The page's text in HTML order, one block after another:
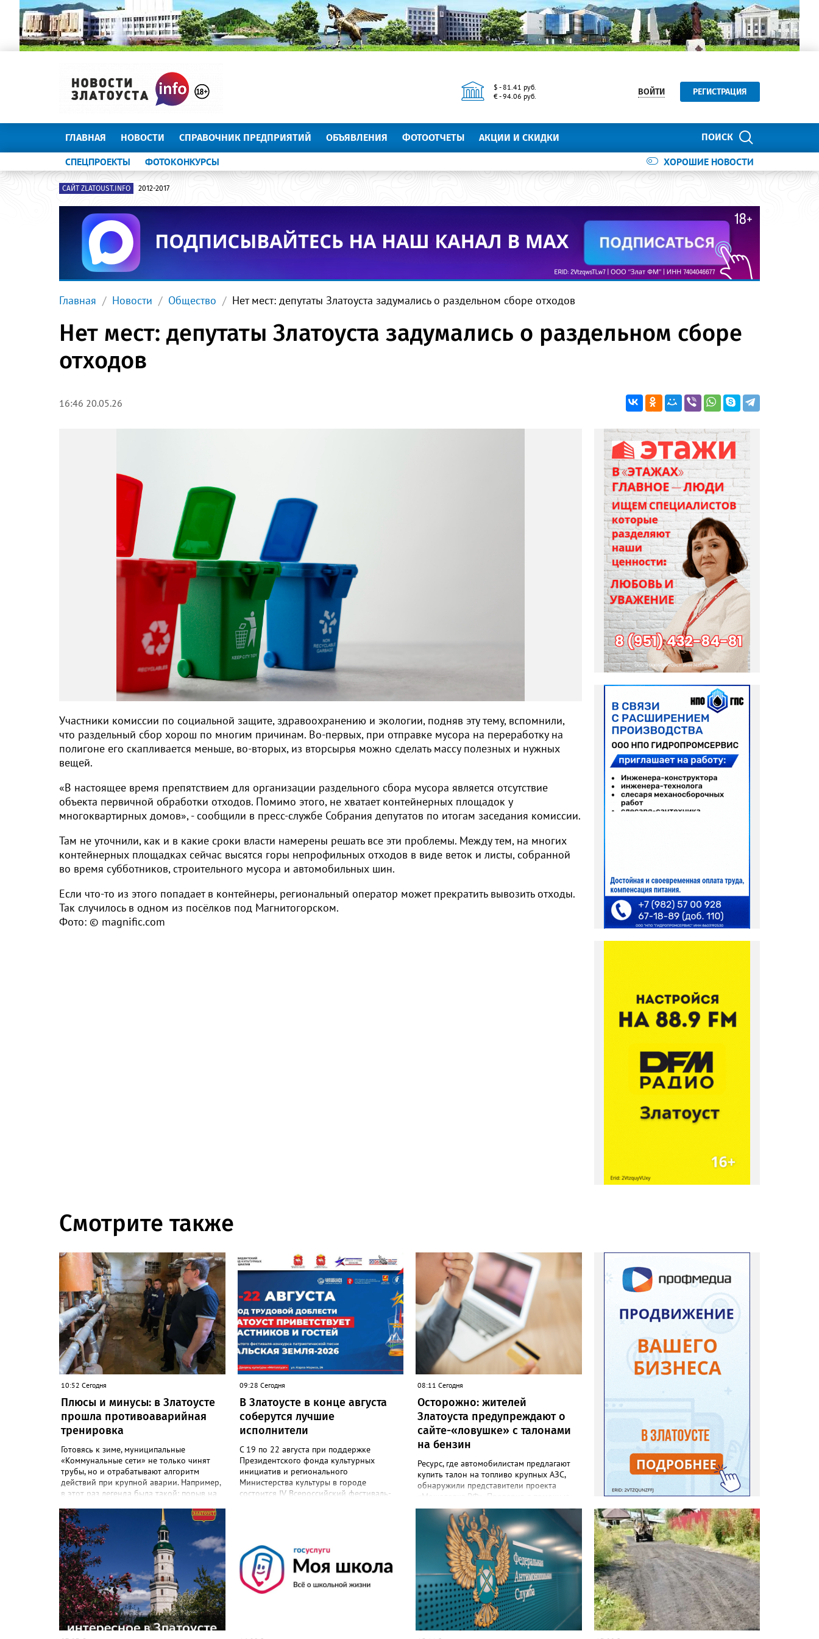
$ - 81.41 руб.
€ - 94.06 руб.
ВОЙТИ РЕГИСТРАЦИЯ
ПОИСК
ГЛАВНАЯ НОВОСТИ СПРАВОЧНИК ПРЕДПРИЯТИЙ ОБЪЯВЛЕНИЯ ФОТООТЧЕТЫ АКЦИИ И СКИДКИ
ХОРОШИЕ НОВОСТИ
СПЕЦПРОЕКТЫ ФОТОКОНКУРСЫ
САЙТ ZLATOUST.INFO 2012-2017
Главная Новости Общество Нет мест: депутаты Златоуста задумались о раздельном сборе отходов
Нет мест: депутаты Златоуста задумались о раздельном сборе
отходов
16:46 20.05.26
Участники комиссии по социальной защите, здравоохранению и экологии, подняв эту тему, вспомнили,
что раздельный сбор хорош по многим причинам. Во-первых, при отправке мусора на переработку на
полигоне его скапливается меньше, во-вторых, из вторсырья можно сделать массу полезных и нужных
вещей.
«В настоящее время препятствием для организации раздельного сбора мусора является отсутствие
объекта первичной обработки отходов. Помимо этого, не хватает контейнерных площадок у
многоквартирных домов», - сообщили в пресс-службе Собрания депутатов по итогам заседания комиссии.
Там не уточнили, как и в какие сроки власти намерены решать все эти проблемы. Между тем, на многих
контейнерных площадках сейчас высятся горы непрофильных отходов в виде веток и листы, собранной
во время субботников, строительного мусора и автомобильных шин.
Если что-то из этого попадает в контейнеры, региональный оператор может прекратить вывозить отходы.
Так случилось в одном из посёлков под Магнитогорском.
Фото: © magnific.com
Смотрите также
10:52 Сегодня
Плюсы и минусы: в Златоусте
прошла противоаварийная
тренировка
Готовясь к зиме, муниципальные
«Коммунальные сети» не только чинят
трубы, но и отрабатывают алгоритм
действий при крупной аварии. Например,
в этот раз легенда была такой: порыв на
«бортом» -10, без тепла и горячей воды
63 многоквартирных дома и соцобъекты.
Сотрудники предприятия с учебной
аварией справились. Но участвовавшие в
тренировке представители
Госжилинспекции отметили и недочёты.
«Например, управляющие компании
несвоевременно приняли меры для
предотвращения “перемерзания” общей
домовой тепловой сети
многоквартирного дома, отсутствовало
09:28 Сегодня
В Златоусте в конце августа
соберутся лучшие
исполнители
С 19 по 22 августа при поддержке
Президентского фонда культурных
инициатив и регионального
Министерства культуры в городе
состоится IV Всероссийский фестиваль-
земли». «Это не просто конкурс, а четыре
дня живого творчества: прослушивания
участников, мастер-классы от ведущих
наставников, выступления победителей
прошлых лет и приглашённых артистов», -
08:11 Сегодня
Осторожно: жителей
Златоуста предупреждают о
сайте-«ловушке» с талонами
на бензин
Ресурс, где автомобилистам предлагают
купить талон на топливо крупных АЗС,
обнаружили представители проекта
«Мошеловка.РФ». Проверив с помощью
специального сервиса IP-адрес,
общественники выяснили, что следы
ведут в Великобританию. Но это
оказалось не самое неприятное открытие.
«Сайт не содержит никакой конкретики.
Единственный рабочий элемент
страницы — это форма выбора объема
топлива на 10, 50 или 100 литров с
последующим переходом к оплате. А
значит, это классическая ловушка
мошенников», - сообщил руководитель
Народного фронта в Челябинской